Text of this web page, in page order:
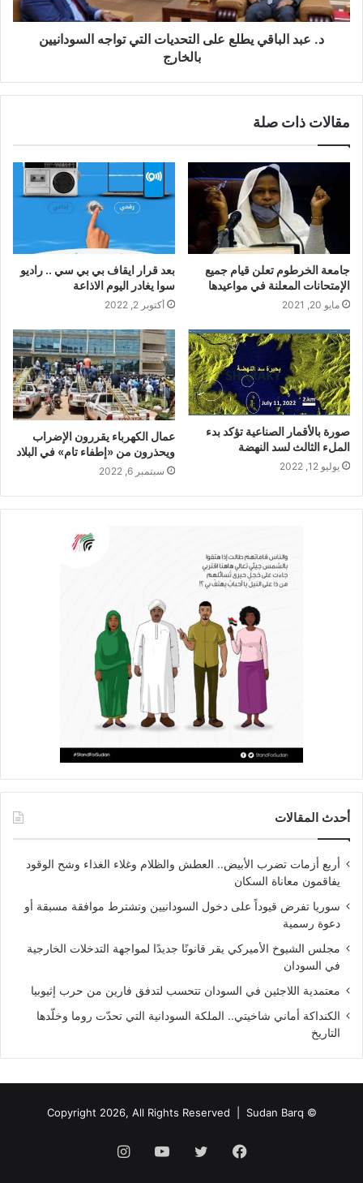
د. عبد الباقي يطلع على التحديات التي تواجه السودانيين
بالخارج
مقالات ذات صلة
جامعة الخرطوم تعلن قيام جميع
الإمتحانات المعلنة في مواعيدها
مايو 20, 2021
بعد قرار ايقاف بي بي سي .. راديو
سوا يغادر اليوم الاذاعة
أكتوبر 2, 2022
صورة بالأقمار الصناعية تؤكد بدء
الملء الثالث لسد النهضة
يوليو 12, 2022
عمال الكهرباء يقررون الإضراب
ويحذرون من «إطفاء تام» في البلاد
سبتمبر 6, 2022
أحدث المقالات
أربع أزمات تضرب الأبيض.. العطش والظلام وغلاء الغذاء وشح الوقود
يفاقمون معاناة السكان
سوريا تفرض قيوداً على دخول السودانيين وتشترط موافقة مسبقة أو
دعوة رسمية
مجلس الشيوخ الأميركي يقر قانونًا جديدًا لمواجهة التدخلات الخارجية
في السودان
معتمدية اللاجئين في السودان تتحسب لتدفق فارين من حرب إثيوبيا
الكنداكة أماني شاخيتي.. الملكة السودانية التي تحدّت روما وخلّدها
التاريخ
© Copyright 2026, All Rights Reserved |
Sudan Barq
فيسبوك تويتر يوتيوبانستقرام